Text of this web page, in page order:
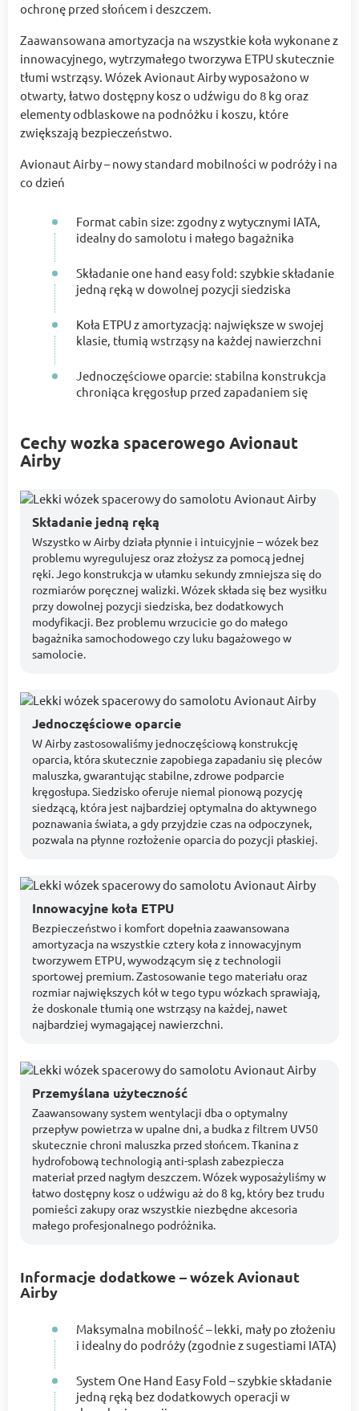
ochronę przed słońcem i deszczem.
Zaawansowana amortyzacja na wszystkie koła wykonane z
innowacyjnego, wytrzymałego tworzywa ETPU skutecznie
tłumi wstrząsy. Wózek Avionaut Airby wyposażono w
otwarty, łatwo dostępny kosz o udźwigu do 8 kg oraz
elementy odblaskowe na podnóżku i koszu, które
zwiększają bezpieczeństwo.
Avionaut Airby – nowy standard mobilności w podróży i na
co dzień
Format cabin size: zgodny z wytycznymi IATA,
idealny do samolotu i małego bagażnika
Składanie one hand easy fold: szybkie składanie
jedną ręką w dowolnej pozycji siedziska
Koła ETPU z amortyzacją: największe w swojej
klasie, tłumią wstrząsy na każdej nawierzchni
Jednoczęściowe oparcie: stabilna konstrukcja
chroniąca kręgosłup przed zapadaniem się
Cechy wozka spacerowego Avionaut
Airby
Składanie jedną ręką
Wszystko w Airby działa płynnie i intuicyjnie – wózek bez
problemu wyregulujesz oraz złożysz za pomocą jednej
ręki. Jego konstrukcja w ułamku sekundy zmniejsza się do
rozmiarów poręcznej walizki. Wózek składa się bez wysiłku
przy dowolnej pozycji siedziska, bez dodatkowych
modyfikacji. Bez problemu wrzucicie go do małego
bagażnika samochodowego czy luku bagażowego w
samolocie.
Jednoczęściowe oparcie
W Airby zastosowaliśmy jednoczęściową konstrukcję
oparcia, która skutecznie zapobiega zapadaniu się pleców
maluszka, gwarantując stabilne, zdrowe podparcie
kręgosłupa. Siedzisko oferuje niemal pionową pozycję
siedzącą, która jest najbardziej optymalna do aktywnego
poznawania świata, a gdy przyjdzie czas na odpoczynek,
pozwala na płynne rozłożenie oparcia do pozycji płaskiej.
Innowacyjne koła ETPU
Bezpieczeństwo i komfort dopełnia zaawansowana
amortyzacja na wszystkie cztery koła z innowacyjnym
tworzywem ETPU, wywodzącym się z technologii
sportowej premium. Zastosowanie tego materiału oraz
rozmiar największych kół w tego typu wózkach sprawiają,
że doskonale tłumią one wstrząsy na każdej, nawet
najbardziej wymagającej nawierzchni.
Przemyślana użyteczność
Zaawansowany system wentylacji dba o optymalny
przepływ powietrza w upalne dni, a budka z filtrem UV50
skutecznie chroni maluszka przed słońcem. Tkanina z
hydrofobową technologią anti-splash zabezpiecza
materiał przed nagłym deszczem. Wózek wyposażyliśmy w
łatwo dostępny kosz o udźwigu aż do 8 kg, który bez trudu
pomieści zakupy oraz wszystkie niezbędne akcesoria
małego profesjonalnego podróżnika.
Informacje dodatkowe – wózek Avionaut
Airby
Maksymalna mobilność – lekki, mały po złożeniu
i idealny do podróży (zgodnie z sugestiami IATA)
System One Hand Easy Fold – szybkie składanie
jedną ręką bez dodatkowych operacji w